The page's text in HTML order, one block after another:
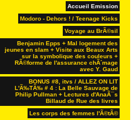
Accueil Emission
Modoro - Dehors ! / Teenage Kicks
Voyage au BrÃ©sil
Benjamin Epps + Mal logement des
jeunes en slam + Visite aux Beaux Arts
sur la symbolique des couleurs +
RÃ©forme de l'assurance chÃ´mage
avec Y. Gaud
BONUS #8, itvs / ALLEZ ON LIT
L'Ã‰TÃ‰ # 4 : La Belle Sauvage de
Philip Pullman + Lectures d'AnaÃ¯s
Billaud de Rue des livres
Les corps des femmes l'Ã©tÃ©